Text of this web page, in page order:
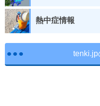
熱中症情報
tenki.jp